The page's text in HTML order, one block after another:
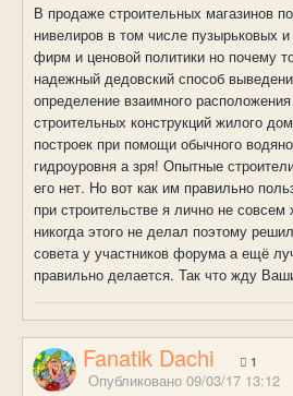
В продаже строительных магазинов
нивелиров в том числе пузырьковых
фирм и ценовой политики но почему
надежный дедовский способ
определение взаимного
строительных конструкций жилого
построек при помощи обычного
гидроуровня а зря! Опытные
его нет. Но вот как им правильно
при строительстве я лично не
никогда этого не делал поэтому
совета у участников форума а ещё
правильно делается. Так что жду
Fanatik Dachi 1
Опубликовано 09/03/17 13:12